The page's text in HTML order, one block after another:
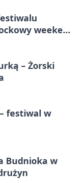
weekend
– Żorski
festiwal w
Budnioka w